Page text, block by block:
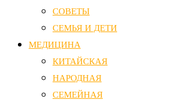
СОВЕТЫ
СЕМЬЯ И ДЕТИ
МЕДИЦИНА
КИТАЙСКАЯ
НАРОДНАЯ
СЕМЕЙНАЯ